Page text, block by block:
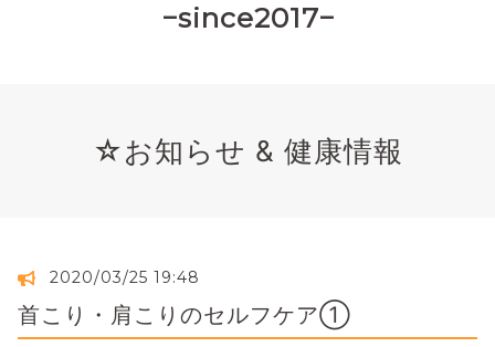
−since2017−
☆お知らせ & 健康情報
2020/03/25 19:48
首こり・肩こりのセルフケア①